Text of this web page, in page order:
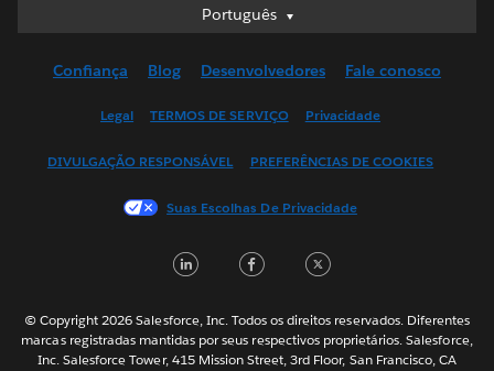
Português
Português
English (UK)
Français (Canada)
日本語
Nederlands
Svenska
Confiança Blog Desenvolvedores Fale conosco
Legal TERMOS DE SERVIÇO Privacidade
DIVULGAÇÃO RESPONSÁVEL PREFERÊNCIAS DE COOKIES
Suas Escolhas De Privacidade
LinkedInFacebook
© Copyright 2026 Salesforce, Inc. Todos os direitos reservados. Diferentes
marcas registradas mantidas por seus respectivos proprietários. Salesforce,
Inc. Salesforce Tower, 415 Mission Street, 3rd Floor, San Francisco, CA